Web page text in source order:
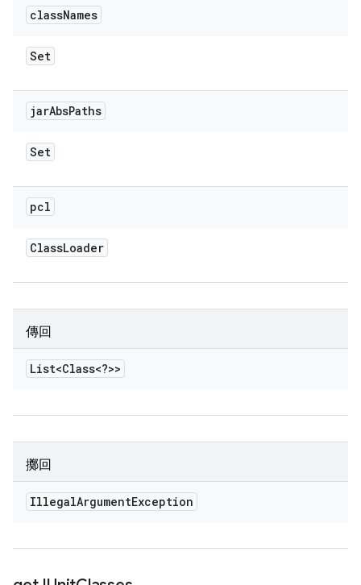
classNames
Set
jarAbsPaths
Set
pcl
ClassLoader
傳回
List<Class<?>>
擲回
IllegalArgumentException